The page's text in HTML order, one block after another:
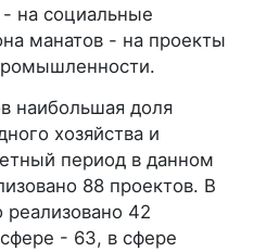
на социальные
манатов - на проекты
наибольшая доля
хозяйства и
период в данном
88 проектов. В
42
- 63, в сфере